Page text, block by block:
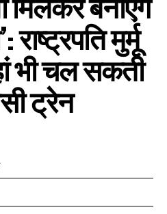
मिलकर बनाएंगे
मुर्मू
भी चल सकती
ट्रेन